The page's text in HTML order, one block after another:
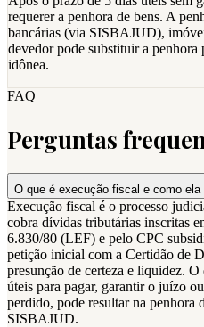
requerer a penhora de bens. A
bancárias (via SISBAJUD),
devedor pode substituir a
idônea.
FAQ
Perguntas
O que é execução fiscal e como ela
Execução fiscal é o processo
cobra dívidas tributárias inscritas
6.830/80 (LEF) e pelo CPC
petição inicial com a Certidão de
presunção de certeza e liquidez.
úteis para pagar, garantir o juízo
perdido, pode resultar na penhora
SISBAJUD.